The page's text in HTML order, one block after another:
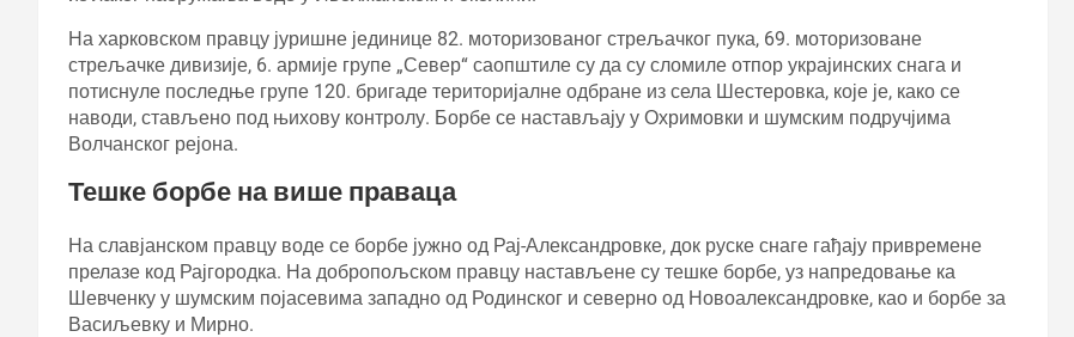
На харковском правцу јуришне јединице 82. моторизованог стрељачког пука, 69. моторизоване
стрељачке дивизије, 6. армије групе „Север“ саопштиле су да су сломиле отпор украјинских снага и
потиснуле последње групе 120. бригаде територијалне одбране из села Шестеровка, које је, како се
наводи, стављено под њихову контролу. Борбе се настављају у Охримовки и шумским подручјима
Волчанског рејона.
Тешке борбе на више праваца
На славјанском правцу воде се борбе јужно од Рај-Александровке, док руске снаге гађају привремене
прелазе код Рајгородка. На добропољском правцу настављене су тешке борбе, уз напредовање ка
Шевченку у шумским појасевима западно од Родинског и северно од Новоалександровке, као и борбе за
Васиљевку и Мирно.